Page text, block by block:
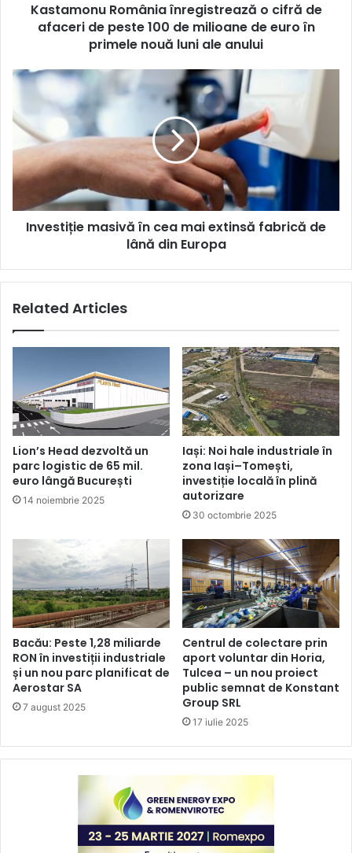
euro
nouă
anului
Kastamonu România înregistrează o cifră de
afaceri de peste 100 de milioane de euro în
primele nouă luni ale anului
Investiție
cea
extinsă
fabrică
lână
Investiție masivă în cea mai extinsă fabrică de
lână din Europa
Related Articles
Lion’s Head dezvoltă un
parc logistic de 65 mil.
euro lângă București
14 noiembrie 2025
Iași: Noi hale industriale în
zona Iași–Tomești,
investiție locală în plină
autorizare
30 octombrie 2025
Bacău: Peste 1,28 miliarde
RON în investiții industriale
și un nou parc planificat de
Aerostar SA
7 august 2025
Centrul de colectare prin
aport voluntar din Horia,
Tulcea – un nou proiect
public semnat de Konstant
Group SRL
17 iulie 2025